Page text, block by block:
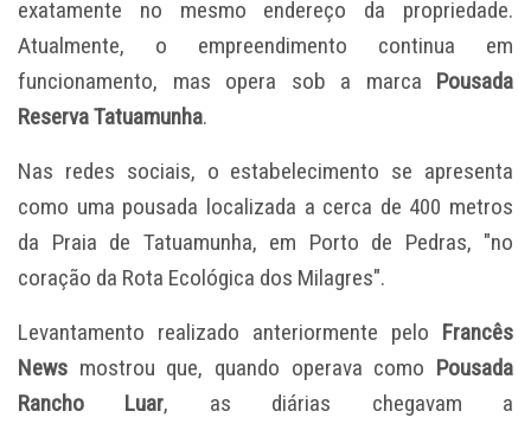
exatamente no mesmo endereço da propriedade.
Atualmente, o empreendimento continua em
funcionamento, mas opera sob a marca Pousada
Reserva Tatuamunha.
Nas redes sociais, o estabelecimento se apresenta
como uma pousada localizada a cerca de 400 metros
da Praia de Tatuamunha, em Porto de Pedras, "no
coração da Rota Ecológica dos Milagres".
Levantamento realizado anteriormente pelo Francês
News mostrou que, quando operava como Pousada
Rancho Luar, as diárias chegavam a